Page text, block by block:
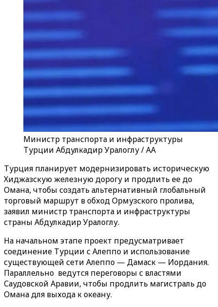
Министр транспорта и инфраструктуры
Турции Абдулкадир Уралоглу / AA
Турция планирует модернизировать историческую
Хиджазскую железную дорогу и продлить ее до
Омана, чтобы создать альтернативный глобальный
торговый маршрут в обход Ормузского пролива,
заявил министр транспорта и инфраструктуры
страны Абдулкадир Уралоглу.
На начальном этапе проект предусматривает
соединение Турции с Алеппо и использование
существующей сети Алеппо — Дамаск — Иордания.
Параллельно ведутся переговоры с властями
Саудовской Аравии, чтобы продлить магистраль до
Омана для выхода к океану.